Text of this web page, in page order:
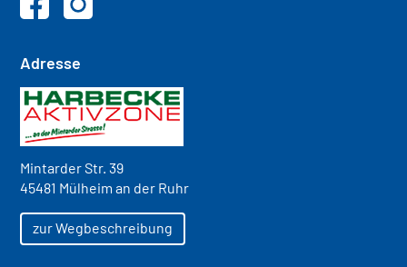
Adresse
Mintarder Str. 39
45481 Mülheim an der Ruhr
zur Wegbeschreibung